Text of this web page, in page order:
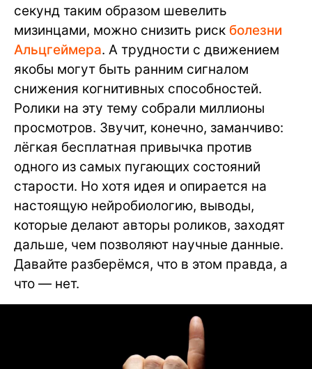
секунд таким образом шевелить
мизинцами, можно снизить риск болезни
Альцгеймера. А трудности с движением
якобы могут быть ранним сигналом
снижения когнитивных способностей.
Ролики на эту тему собрали миллионы
просмотров. Звучит, конечно, заманчиво:
лёгкая бесплатная привычка против
одного из самых пугающих состояний
старости. Но хотя идея и опирается на
настоящую нейробиологию, выводы,
которые делают авторы роликов, заходят
дальше, чем позволяют научные данные.
Давайте разберёмся, что в этом правда, а
что — нет.